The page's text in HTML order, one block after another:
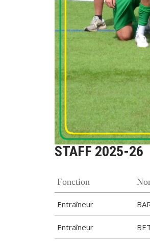
STAFF 2025-26
Fonction
Entraîneur
Entraîneur